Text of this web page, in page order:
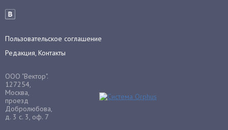
Декабрист
Дельфиниум
Денежное дерево
Диффенбахия
Драцена
Дыня
Пользовательское соглашение
Редакция, Контакты
ООО "Вектор".
127254,
Москва,
проезд
Добролюбова,
д. 3 с. 3, оф. 7